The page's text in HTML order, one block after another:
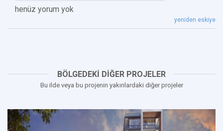
henüz yorum yok
yeniden eskiye
BÖLGEDEKİ DİĞER PROJELER
Bu ilde veya bu projenin yakınlardaki diğer projeler